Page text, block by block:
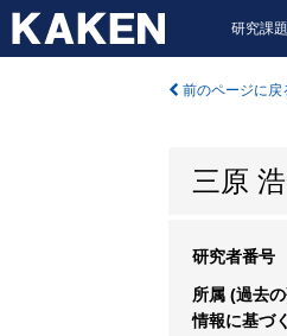
研究課
前のページに戻
三原
研究者番号
所属 (過去
情報に基づ